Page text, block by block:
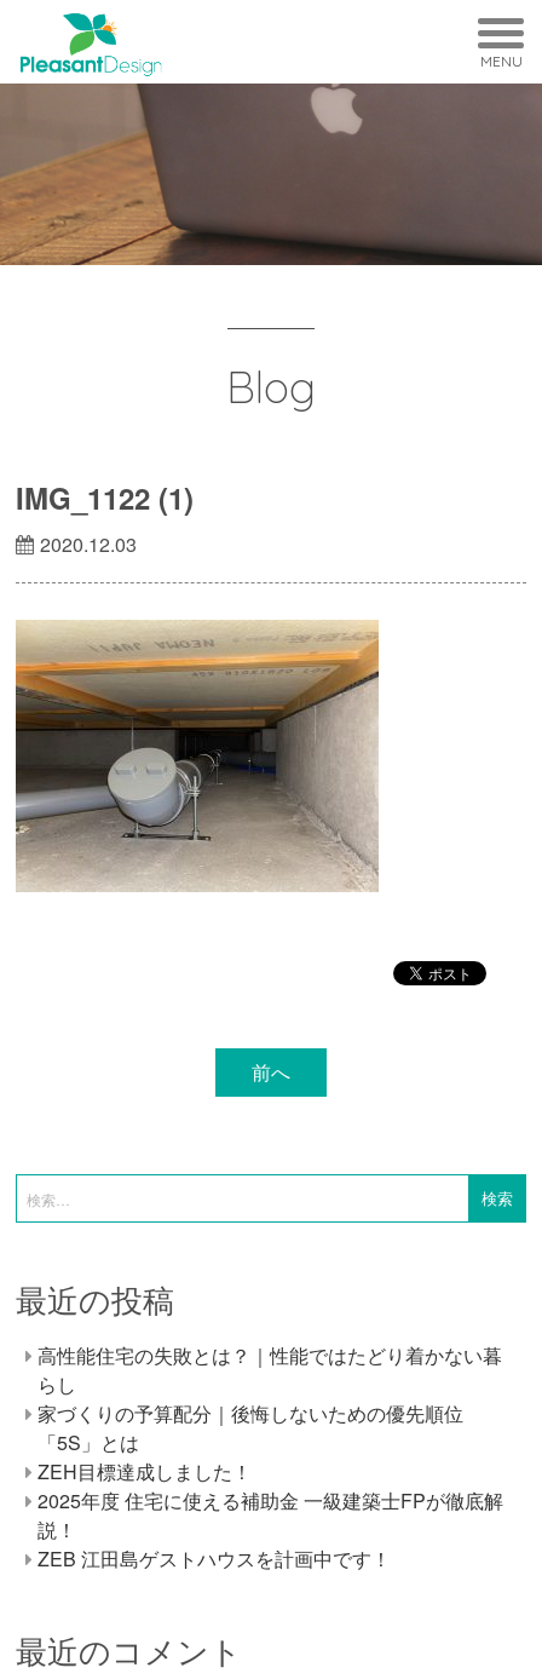
MENU
Blog
IMG_1122 (1)
2020.12.03
前へ
最近の投稿
高性能住宅の失敗とは？｜性能ではたどり着かない暮
らし
家づくりの予算配分｜後悔しないための優先順位
「5S」とは
ZEH目標達成しました！
2025年度 住宅に使える補助金 一級建築士FPが徹底解
説！
ZEB 江田島ゲストハウスを計画中です！
最近のコメント